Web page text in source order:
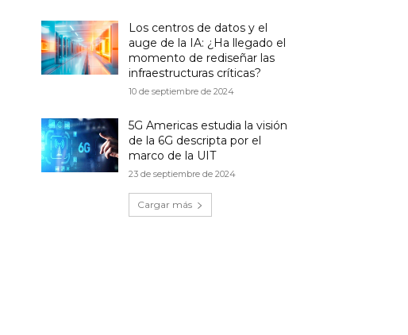
Los centros de datos y el
auge de la IA: ¿Ha llegado el
momento de rediseñar las
infraestructuras críticas?
10 de septiembre de 2024
5G Americas estudia la visión
de la 6G descripta por el
marco de la UIT
23 de septiembre de 2024
Cargar más